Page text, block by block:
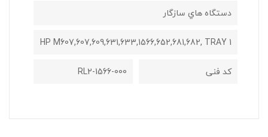
دستگاه هاي سازگار
HP M607,607,609,631,633,1566,652,681,682, TRAY 1
کد فنی
RL2-1566-000